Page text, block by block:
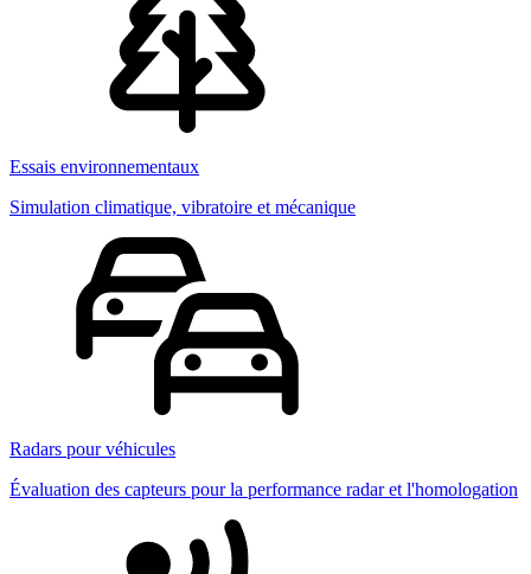
Essais environnementaux
Simulation climatique, vibratoire et mécanique
Radars pour véhicules
Évaluation des capteurs pour la performance radar et l'homologation